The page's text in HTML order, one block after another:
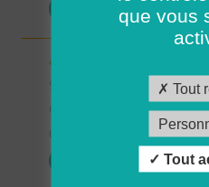
auxiliaire de vie sociale-
que vous
Tout
Tout